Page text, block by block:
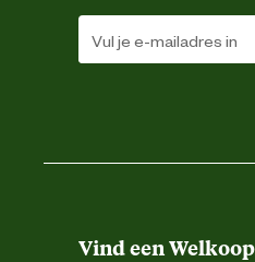
Bewaaradvies
Vind een